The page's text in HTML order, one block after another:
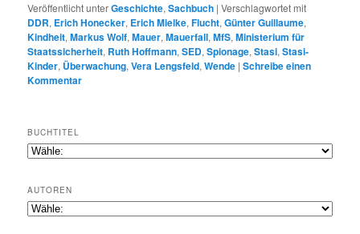
Veröffentlicht unterGeschichte,Sachbuch |Verschlagwortet mit
DDR, Erich Honecker, Erich Mielke,Flucht,Günter Guillaume,
Kindheit,Markus Wolf,Mauer,Mauerfall,MfS,Ministerium für
Staatssicherheit, Ruth Hoffmann,SED,Spionage,Stasi,Stasi-
Kinder, Überwachung,Vera Lengsfeld,Wende |Schreibe einen
Kommentar
BUCHTITEL
AUTOREN